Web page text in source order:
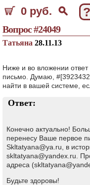
0 руб. ?
Вопрос #24049
Татьяна 28.11.13
Ниже и во вложении
письмо. Думаю,
найти в вашей системе,
Ответ:
Конечно актуально!
перенесу Ваше первое
Skltatyana@ya.ru, в
skltatyana@yandex.ru.
адреса
Будьте здоровы!